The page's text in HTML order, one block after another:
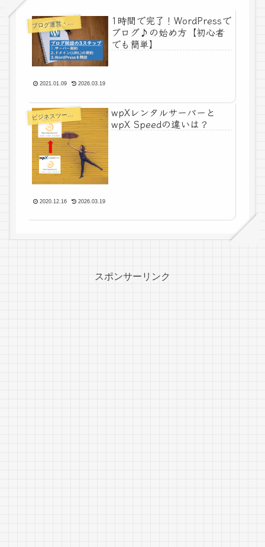
ブ ログ運営・よもやま
1時間で完了！WordPressで
ブログ♪の始め方【初心者
でも簡単】
2021.01.09 2026.03.19
ビジネスツール・書籍
wpXレンタルサーバーと
wpX Speedの違いは？
2020.12.16 2026.03.19
スポンサーリンク